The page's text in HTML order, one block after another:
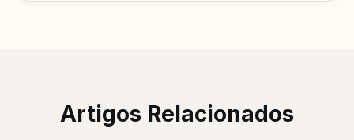
Artigos Relacionados